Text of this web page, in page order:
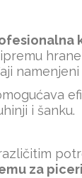
i šanku.
za